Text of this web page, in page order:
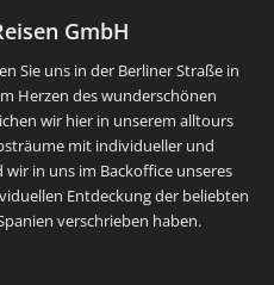
GmbH
Sie uns in der Berliner Straße in
Herzen des wunderschönen
wir hier in unserem alltours
mit individueller und
in uns im Backoffice unseres
Entdeckung der beliebten
verschrieben haben.